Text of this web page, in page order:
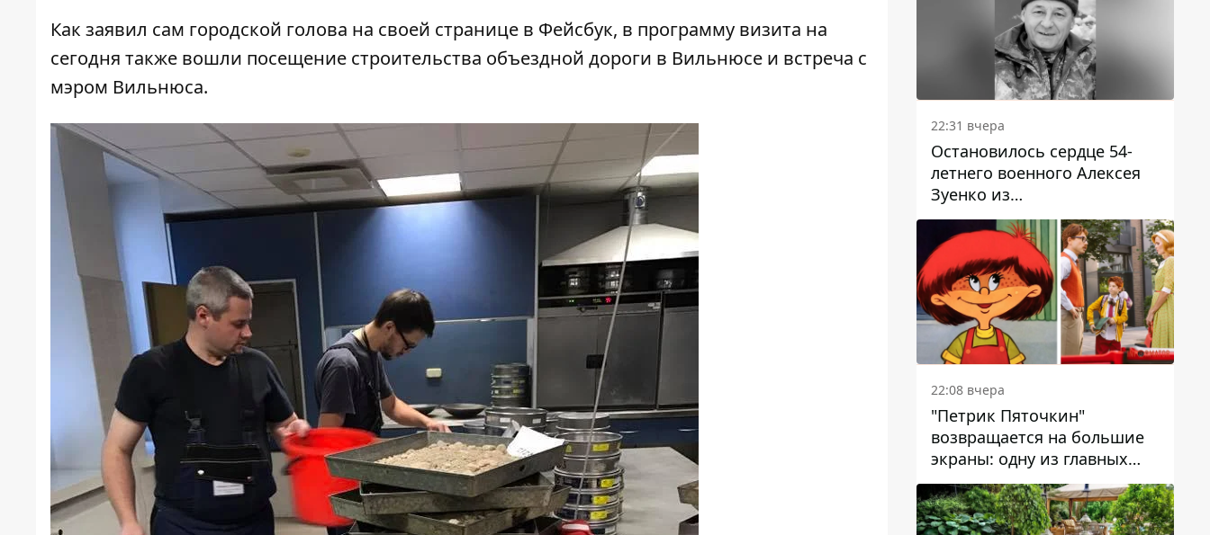
Как заявил сам городской голова на своей странице в Фейсбук, в программу визита на
сегодня также вошли посещение строительства объездной дороги в Вильнюсе и встреча с
мэром Вильнюса.
22:31 вчера
Остановилось сердце 54-
летнего военного Алексея
Зуенко из
Днепропетровской области
22:08 вчера
"Петрик Пяточкин"
возвращается на большие
экраны: одну из главных
ролей сыграет 9-летний
днепрянин Александр
Войтеховский